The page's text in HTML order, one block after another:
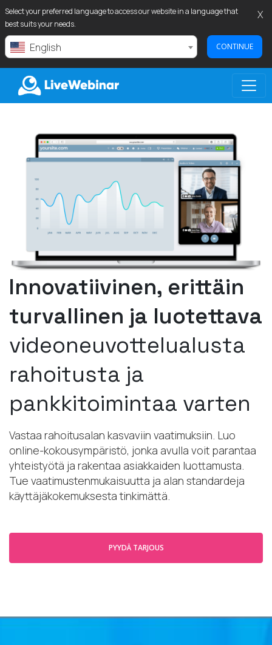
Select your preferred language to access our website in a language that
best suits your needs.
English CONTINUE
X
LIVEWEBINAR.COM
Innovatiivinen, erittäin
turvallinen ja luotettava
videoneuvottelualusta
rahoitusta ja
pankkitoimintaa varten
Vastaa rahoitusalan kasvaviin vaatimuksiin. Luo
online-kokousympäristö, jonka avulla voit parantaa
yhteistyötä ja rakentaa asiakkaiden luottamusta.
Tue vaatimustenmukaisuutta ja alan standardeja
käyttäjäkokemuksesta tinkimättä.
PYYDÄ TARJOUS